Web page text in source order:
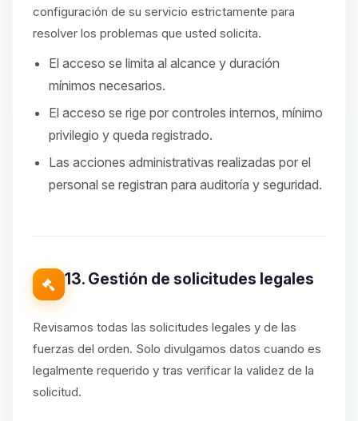
configuración de su servicio estrictamente para
resolver los problemas que usted solicita.
El acceso se limita al alcance y duración
mínimos necesarios.
El acceso se rige por controles internos, mínimo
privilegio y queda registrado.
Las acciones administrativas realizadas por el
personal se registran para auditoría y seguridad.
13. Gestión de solicitudes legales
Revisamos todas las solicitudes legales y de las
fuerzas del orden. Solo divulgamos datos cuando es
legalmente requerido y tras verificar la validez de la
solicitud.